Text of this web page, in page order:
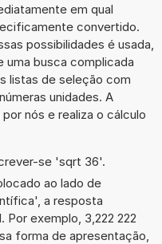
em qual
convertido.
possibilidades é usada,
uma busca complicada
listas de seleção com
unidades. A
nós e realiza o cálculo
se 'sqrt 36'.
ao lado de
a resposta
Por exemplo, 3,222 222
forma de apresentação,